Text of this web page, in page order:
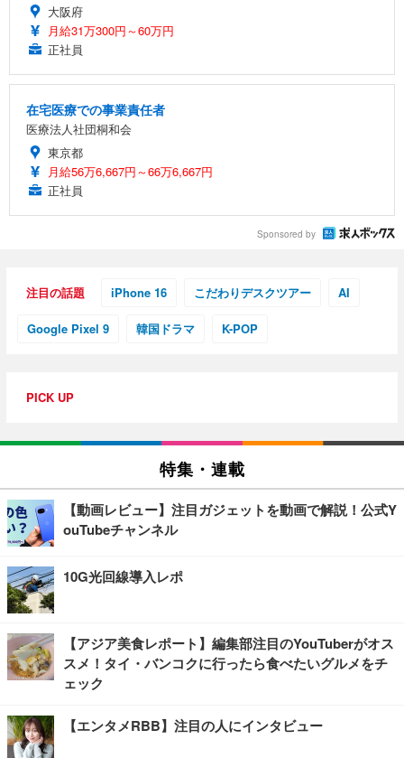
大阪府
月給31万300円～60万円
正社員
在宅医療での事業責任者
医療法人社団桐和会
東京都
月給56万6,667円～66万6,667円
正社員
Sponsored by
注目の話題 iPhone 16 こだわりデスクツアー AI
Google Pixel 9 韓国ドラマ K-POP
PICK UP
特集・連載
【動画レビュー】注目ガジェットを動画で解説！公式Y
ouTubeチャンネル
10G光回線導入レポ
【アジア美食レポート】編集部注目のYouTuberがオス
スメ！タイ・バンコクに行ったら食べたいグルメをチ
ェック
【エンタメRBB】注目の人にインタビュー